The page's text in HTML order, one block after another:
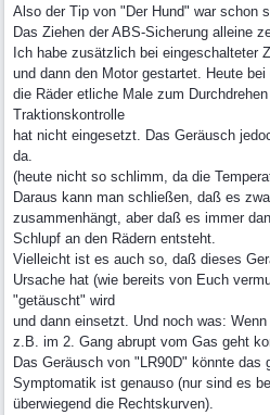
Also der Tip von "Der Hund" war schon
Das Ziehen der ABS-Sicherung alleine
Ich habe zusätzlich bei eingeschalteter
und dann den Motor gestartet. Heute
die Räder etliche Male zum
Traktionskontrolle
hat nicht eingesetzt. Das Geräusch
da.
(heute nicht so schlimm, da die
Daraus kann man schließen, daß es
zusammenhängt, aber daß es immer
Schlupf an den Rädern entsteht.
Vielleicht ist es auch so, daß dieses
Ursache hat (wie bereits von Euch
"getäuscht" wird
und dann einsetzt. Und noch was:
z.B. im 2. Gang abrupt vom Gas geht
Das Geräusch von "LR90D" könnte das
Symptomatik ist genauso (nur sind es
überwiegend die Rechtskurven).